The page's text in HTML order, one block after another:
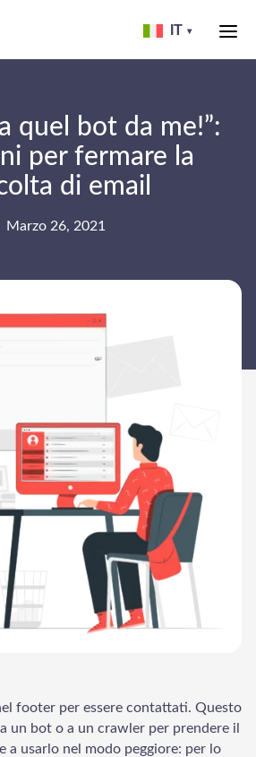
IT ▾
quel bot da me!”:
per fermare la
di email
Marzo 26, 2021
footer per essere contattati. Questo
un bot o a un crawler per prendere il
a usarlo nel modo peggiore: per lo